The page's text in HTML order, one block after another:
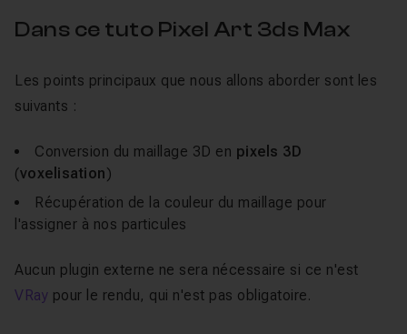
Dans ce tuto Pixel Art 3ds Max
Les points principaux que nous allons aborder sont les
suivants :
Conversion du maillage 3D en pixels 3D
(voxelisation)
Récupération de la couleur du maillage pour
l'assigner à nos particules
Aucun plugin externe ne sera nécessaire si ce n'est
VRay pour le rendu, qui n'est pas obligatoire.